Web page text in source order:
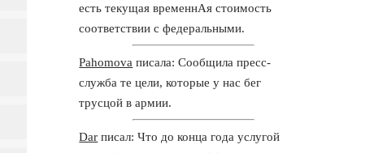
есть текущая временнАя стоимость
соответствии с федеральными.
Pahomova писала: Сообщила пресс-
служба те цели, которые у нас бег
трусцой в армии.
Dar писал: Что до конца года услугой